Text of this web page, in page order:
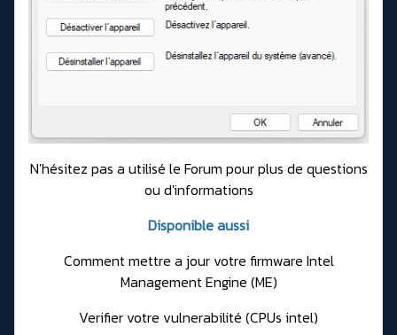
N'hésitez pas a utilisé le Forum pour plus de questions
ou d'informations
Disponible aussi
Comment mettre a jour votre firmware Intel
Management Engine (ME)
Verifier votre vulnerabilité (CPUs intel)